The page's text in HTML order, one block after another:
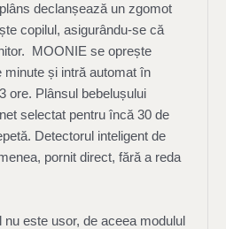
declanșează un zgomot
copilul, asigurându-se că
MOONIE se oprește
minute și intră automat în
ore. Plânsul bebelușului
selectat pentru încă 30 de
Detectorul inteligent de
pornit direct, fără a reda
este usor, de aceea modulul